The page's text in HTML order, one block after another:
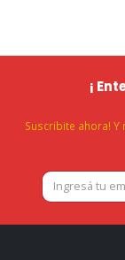
¡
Suscribite ahora!